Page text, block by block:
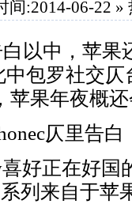
间:2014-06-22 »
中，苹果
中包罗社交
果年夜概
仄里告白
好正在好国
列来自于苹